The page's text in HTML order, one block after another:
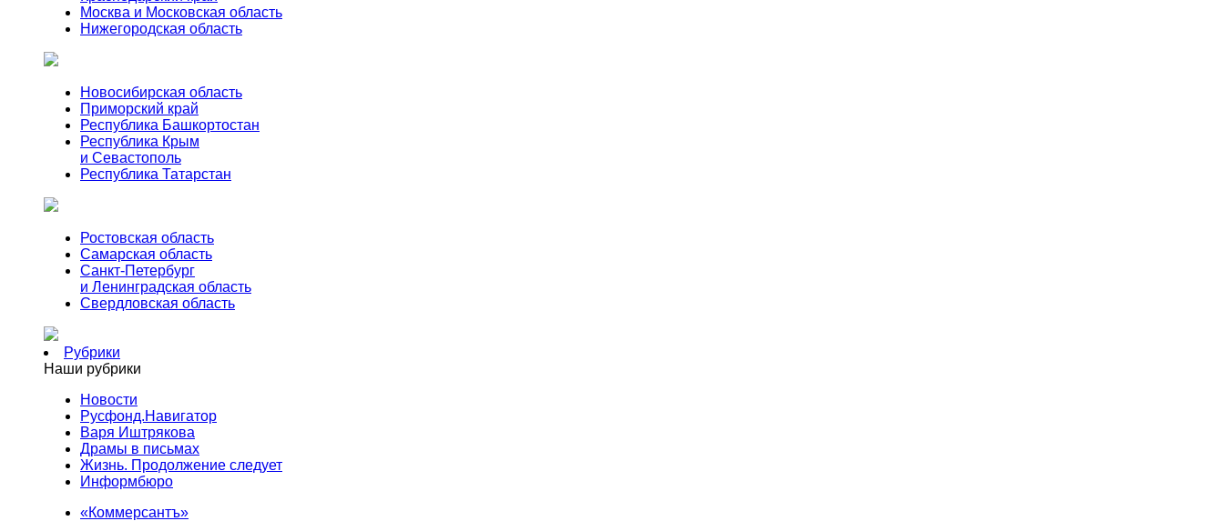
Москва и Московская область
Нижегородская область
Новосибирская область
Приморский край
Республика Башкортостан
Республика Крым
и Севастополь
Республика Татарстан
Ростовская область
Самарская область
Санкт-Петербург
и Ленинградская область
Свердловская область
Рубрики
Наши рубрики
Новости
Русфонд.Навигатор
Варя Иштрякова
Драмы в письмах
Жизнь. Продолжение следует
Информбюро
«Коммерсантъ»